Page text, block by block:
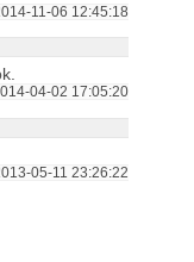
11-06 12:45:18
04-02 17:05:20
05-11 23:26:22